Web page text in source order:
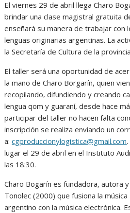
El viernes 29 de abril llega Charo
brindar una clase magistral gratuita
enseñará su manera de trabajar con
lenguas originarias argentinas. La
la Secretaría de Cultura de la
El taller será una oportunidad de
la mano de Charo Borgarín, quien
recopilando, difundiendo y creando
lengua qom y guaraní, desde hace
participar del taller no hacen falta
inscripción se realiza enviando un
a:cgproduccionylogistica@gmail.com
lugar el 29 de abril en el Instituto
las 18:30.
Charo Bogarín es fundadora, autora
Tonolec (2000) que fusiona la
argentino con la música electrónica.